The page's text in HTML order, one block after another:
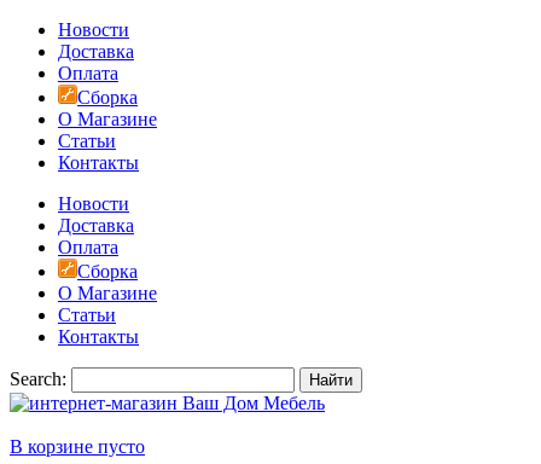
Новости
Доставка
Оплата
Сборка
О Магазине
Статьи
Контакты
Новости
Доставка
Оплата
Сборка
О Магазине
Статьи
Контакты
Search: Найти
В корзине пусто